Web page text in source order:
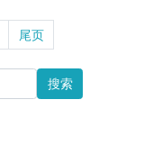
尾页
搜索